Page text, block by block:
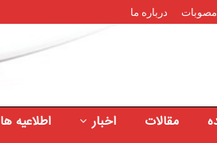
مصوبات درباره ما
مقالات اخبار اطلاعیه ها